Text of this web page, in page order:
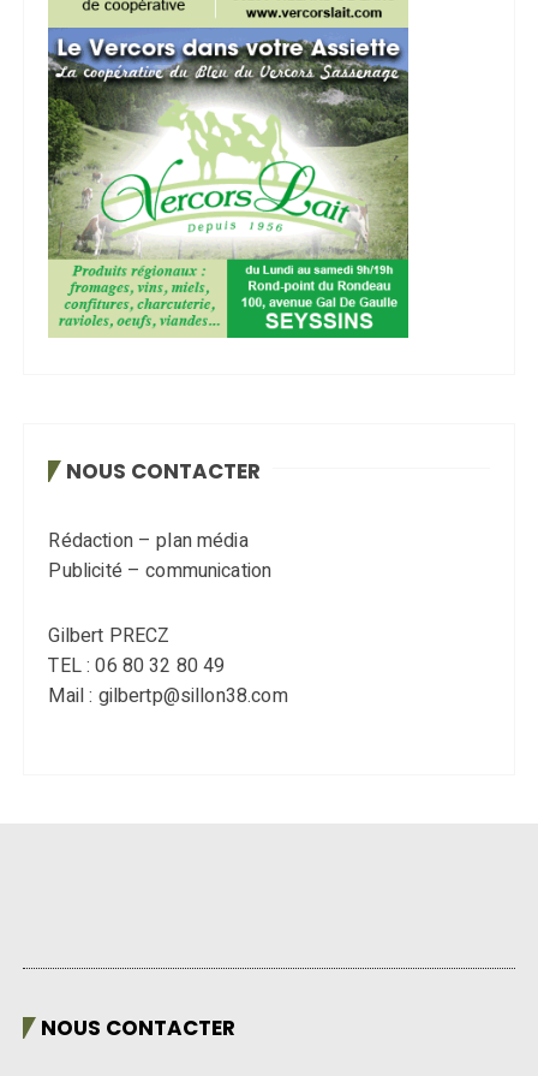
NOUS CONTACTER
Rédaction – plan média
Publicité – communication
Gilbert PRECZ
TEL : 06 80 32 80 49
Mail : gilbertp@sillon38.com
NOUS CONTACTER